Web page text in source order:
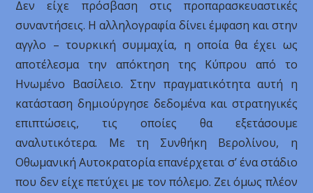
Δεν είχε πρόσβαση στις προπαρασκευαστικές
συναντήσεις. Η αλληλογραφία δίνει έμφαση και στην
αγγλο – τουρκική συμμαχία, η οποία θα έχει ως
αποτέλεσμα την απόκτηση της Κύπρου από το
Ηνωμένο Βασίλειο. Στην πραγματικότητα αυτή η
κατάσταση δημιούργησε δεδομένα και στρατηγικές
επιπτώσεις, τις οποίες θα εξετάσουμε
αναλυτικότερα. Με τη Συνθήκη Βερολίνου, η
Οθωμανική Αυτοκρατορία επανέρχεται σ’ ένα στάδιο
που δεν είχε πετύχει με τον πόλεμο. Ζει όμως πλέον